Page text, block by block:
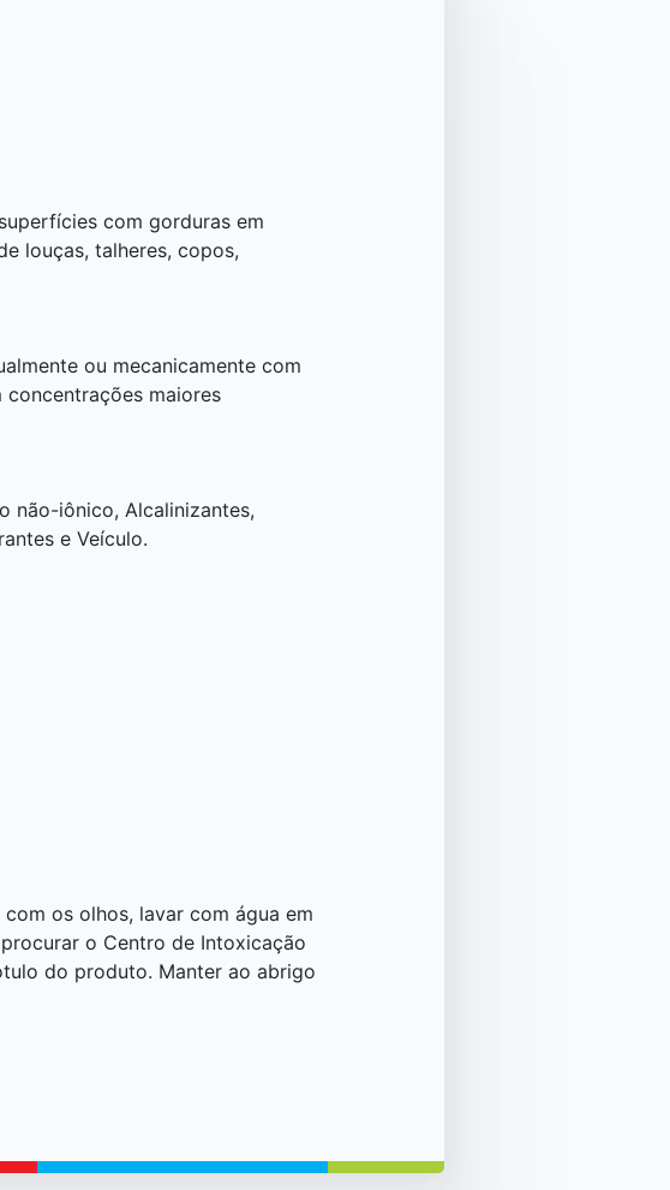
com gorduras em
louças, talheres, copos,
ou mecanicamente com
concentrações maiores
não-iônico, Alcalinizantes,
e Veículo.
os olhos, lavar com água em
procurar o Centro de Intoxicação
do produto. Manter ao abrigo